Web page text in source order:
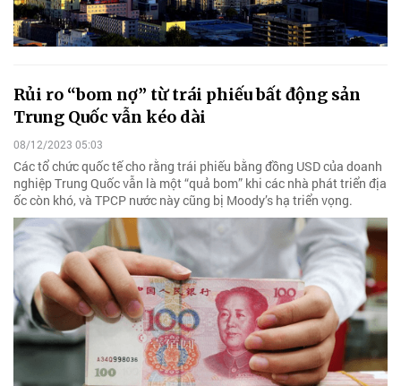
Rủi ro “bom nợ” từ trái phiếu bất động sản
Trung Quốc vẫn kéo dài
08/12/2023 05:03
Các tổ chức quốc tế cho rằng trái phiếu bằng đồng USD của doanh
nghiệp Trung Quốc vẫn là một “quả bom” khi các nhà phát triển địa
ốc còn khó, và TPCP nước này cũng bị Moody’s hạ triển vọng.